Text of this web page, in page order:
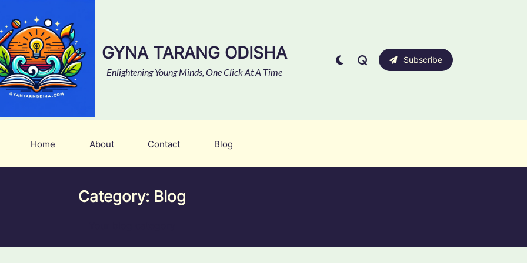
GYNA TARANG ODISHA
Enlightening Young Minds, One Click At A Time
Subscribe
Home About Contact Blog
Category: Blog